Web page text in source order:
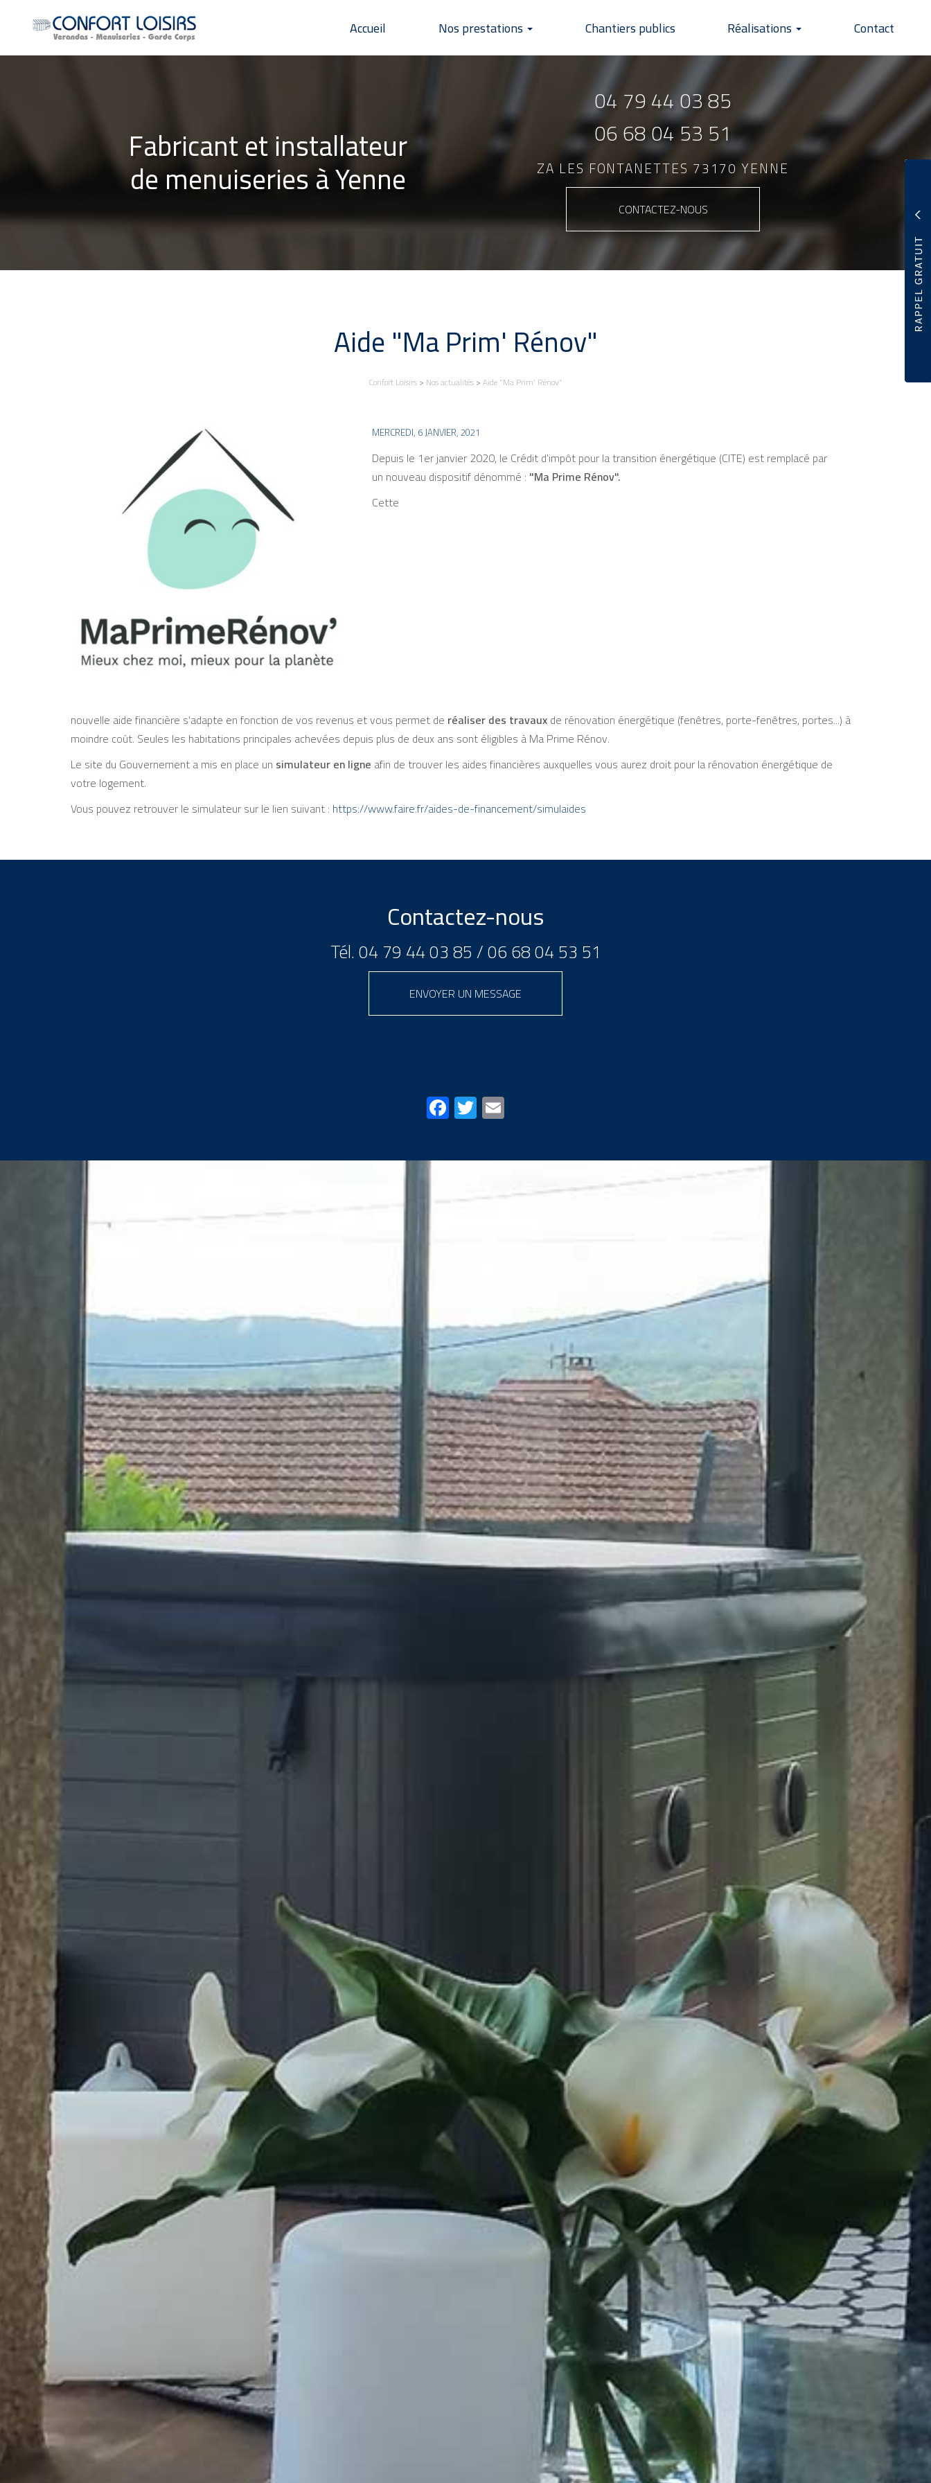
Accueil Nos prestations Chantiers publics Réalisations Contact
Fabricant et installateur
de menuiseries à Yenne
04 79 44 03 85
06 68 04 53 51
ZA LES FONTANETTES 73170 YENNE
CONTACTEZ-NOUS
Aide "Ma Prim' Rénov"
Confort Loisirs> Nos actualités>Aide "Ma Prim' Rénov"
MERCREDI, 6 JANVIER, 2021
Depuis le 1er janvier 2020, le Crédit d'impôt pour la transition énergétique (CITE) est remplacé par
un nouveau dispositif dénommé : "Ma Prime Rénov".
Cette
nouvelle aide financière s'adapte en fonction de vos revenus et vous permet de réaliser des travauxde rénovation énergétique (fenêtres, porte-fenêtres, portes...) à
moindre coût. Seules les habitations principales achevées depuis plus de deux ans sont éligibles à Ma Prime Rénov.
Le site du Gouvernement a mis en place un simulateur en ligne afin de trouver les aides financières auxquelles vous aurez droit pour la rénovation énergétique de
votre logement.
Vous pouvez retrouver le simulateur sur le lien suivant : https://www.faire.fr/aides-de-financement/simulaides
Contactez-nous
Tél.04 79 44 03 85/06 68 04 53 51
ENVOYER UN MESSAGE
Facebook
Twitter